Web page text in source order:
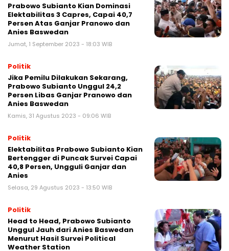
Prabowo Subianto Kian Dominasi
Elektabilitas 3 Capres, Capai 40,7
Persen Atas Ganjar Pranowo dan
Anies Baswedan
Jumat, 1 September 2023 - 18:03 WIB
Politik
Jika Pemilu Dilakukan Sekarang,
Prabowo Subianto Unggul 24,2
Persen Libas Ganjar Pranowo dan
Anies Baswedan
Kamis, 31 Agustus 2023 - 09:06 WIB
Politik
Elektabilitas Prabowo Subianto Kian
Bertengger di Puncak Survei Capai
40,8 Persen, Ungguli Ganjar dan
Anies
Selasa, 29 Agustus 2023 - 13:50 WIB
Politik
Head to Head, Prabowo Subianto
Unggul Jauh dari Anies Baswedan
Menurut Hasil Survei Political
Weather Station